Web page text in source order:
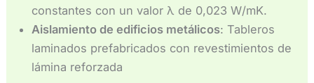
constantes con un valor λ de 0,023 W/mK.
Aislamiento de edificios metálicos: Tableros
laminados prefabricados con revestimientos de
lámina reforzada